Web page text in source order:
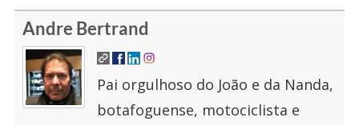
Andre Bertrand
Pai orgulhoso do João e da Nanda,
botafoguense, motociclista e